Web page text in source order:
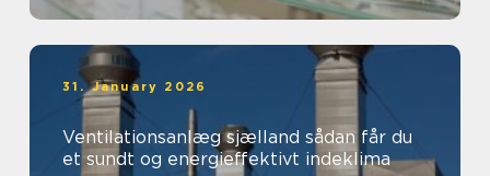
31. January 2026
Ventilationsanlæg sjælland sådan får du
et sundt og energieffektivt indeklima